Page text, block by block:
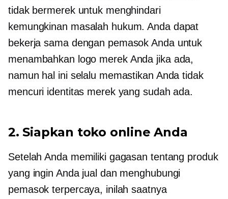
tidak bermerek untuk menghindari
kemungkinan masalah hukum. Anda dapat
bekerja sama dengan pemasok Anda untuk
menambahkan logo merek Anda jika ada,
namun hal ini selalu memastikan Anda tidak
mencuri identitas merek yang sudah ada.
2. Siapkan toko online Anda
Setelah Anda memiliki gagasan tentang produk
yang ingin Anda jual dan menghubungi
pemasok terpercaya, inilah saatnya